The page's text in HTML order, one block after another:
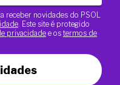
receber novidades do PSOL
. Este site é protegido
privacidadee os termos de